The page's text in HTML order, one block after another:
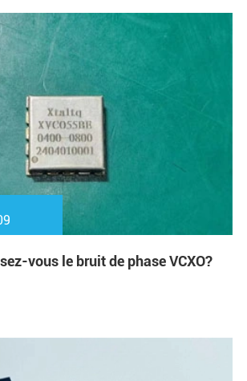
vous le bruit de phase VCXO?